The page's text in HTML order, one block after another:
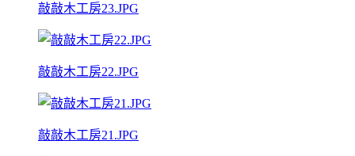
敲敲木工房23.JPG
敲敲木工房22.JPG
敲敲木工房21.JPG